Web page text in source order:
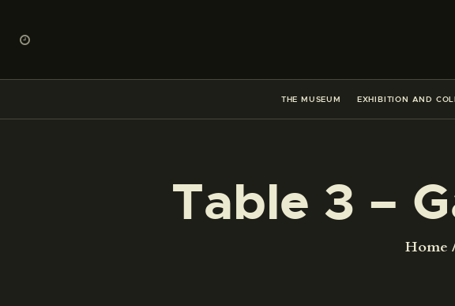
THE MUSEUM EXHIBITION AND
Table 3 –
Home
CENTRO
ENGLISH